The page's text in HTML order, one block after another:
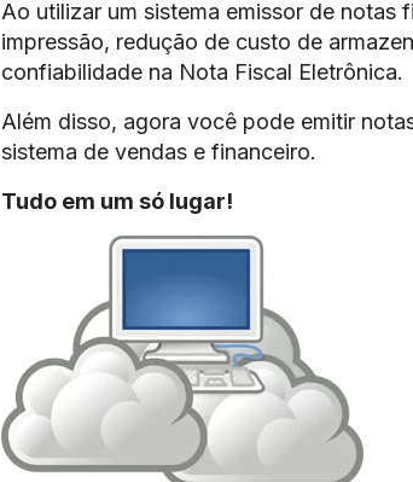
Ao utilizar um sistema emissor de
impressão, redução de custo de
confiabilidade na Nota Fiscal Eletrônica.
Além disso, agora você pode emitir
sistema de vendas e financeiro.
Tudo em um só lugar!